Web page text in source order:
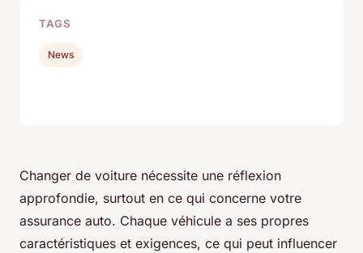
Changer de voiture nécessite une réflexion
approfondie, surtout en ce qui concerne votre
assurance auto. Chaque véhicule a ses propres
caractéristiques et exigences, ce qui peut influencer
TAGS
News